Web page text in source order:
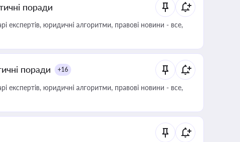
поради
експертів, юридичні алгоритми, правові новини - все,
поради +16
експертів, юридичні алгоритми, правові новини - все,